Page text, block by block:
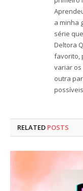
a minha
série
Deltora
favorito,
variar
outra
RELATED POSTS